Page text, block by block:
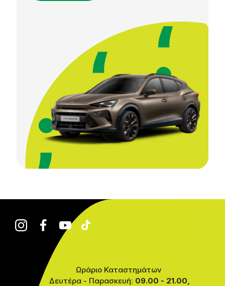
Ωράριο Καταστημάτων
Δευτέρα - Παρασκευή: 09.00 - 21.00,